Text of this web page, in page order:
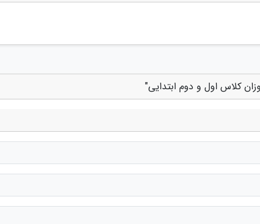
کلاس اول و دوم ابتدایی"